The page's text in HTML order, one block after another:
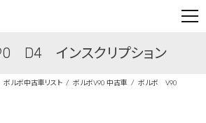
CONTACT
D4 インスクリプション
ボルボ中古車リスト ボルボV90 中古車
ボルボ V90